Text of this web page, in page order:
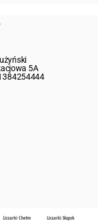
5A
384254444
Liczarki Chełm
Liczarki Słupsk